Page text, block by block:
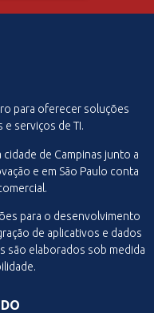
para oferecer soluções
serviços de TI.
de Campinas junto a
e em São Paulo conta
para o desenvolvimento
de aplicativos e dados
são elaborados sob medida